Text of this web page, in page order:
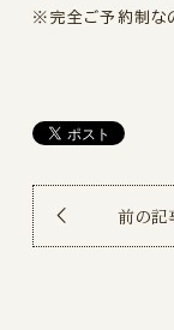
※完全ご予約制な
前の記